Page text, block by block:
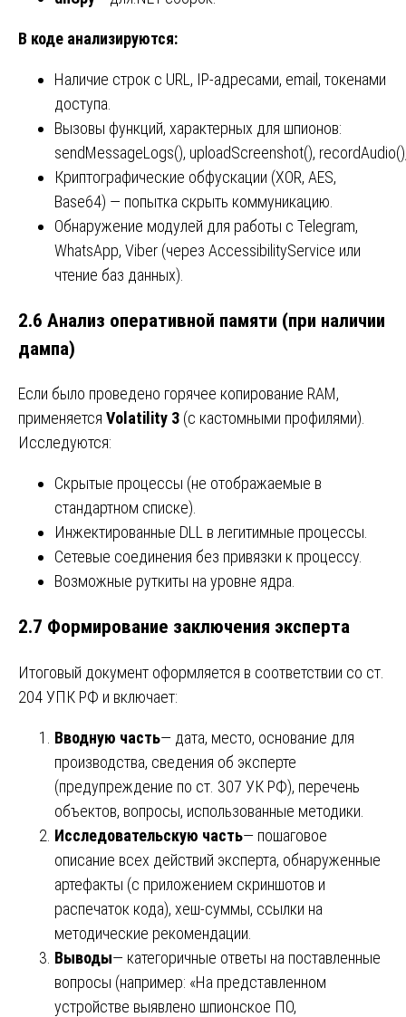
В коде анализируются:
Наличие строк с URL, IP-адресами, email, токенами
доступа.
Вызовы функций, характерных для шпионов:
sendMessageLogs(), uploadScreenshot(),
Криптографические обфускации (XOR, AES,
Base64) — попытка скрыть коммуникацию.
Обнаружение модулей для работы с Telegram,
WhatsApp, Viber (через AccessibilityService или
чтение баз данных).
2.6 Анализ оперативной памяти (при наличии
дампа)
Если было проведено горячее копирование RAM,
применяется Volatility 3 (с кастомными профилями).
Исследуются:
Скрытые процессы (не отображаемые в
стандартном списке).
Инжектированные DLL в легитимные процессы.
Сетевые соединения без привязки к процессу.
Возможные руткиты на уровне ядра.
2.7 Формирование заключения эксперта
Итоговый документ оформляется в соответствии со ст.
204 УПК РФ и включает:
Вводную часть— дата, место, основание для
производства, сведения об эксперте
(предупреждение по ст. 307 УК РФ), перечень
объектов, вопросы, использованные методики.
Исследовательскую часть— пошаговое
описание всех действий эксперта, обнаруженные
артефакты (с приложением скриншотов и
распечаток кода), хеш-суммы, ссылки на
методические рекомендации.
Выводы— категоричные ответы на поставленные
вопросы (например: «На представленном
устройстве выявлено шпионское ПО,